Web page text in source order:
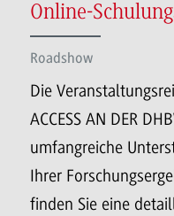
Online-
Roadshow
Die
ACCESS AN DER
umfangreiche
Ihrer
finden Sie eine